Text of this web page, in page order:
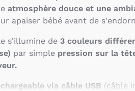
atmosphère douce et une
apaiser bébé avant de
s'illumine de 3 couleurs
par simple pression sur la
via câble USB (câble